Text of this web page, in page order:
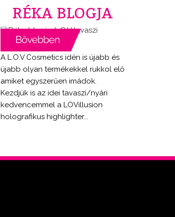
RÉKA BLOGJA
A L.O.V Cosmetics idén is újabb és
újabb olyan termékekkel rukkol elő
amiket egyszerűen imádok.
Kezdjük is az idei tavaszi/nyári
kedvencemmel a LOVillusion
holografikus highlighter...